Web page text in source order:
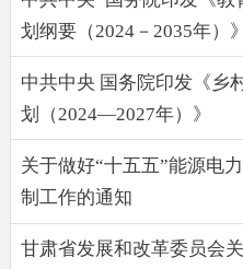
划纲要（2024－2035年）》
中共中央 国务院印发《乡
划（2024—2027年）》
关于做好“十五五”能源电
制工作的通知
甘肃省发展和改革委员会